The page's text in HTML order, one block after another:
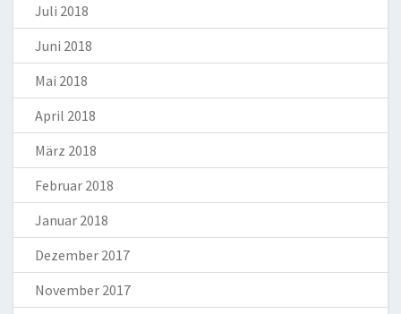
Juli 2018
Juni 2018
Mai 2018
April 2018
März 2018
Februar 2018
Januar 2018
Dezember 2017
November 2017